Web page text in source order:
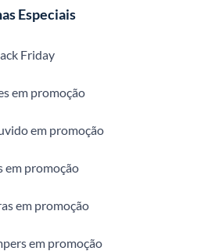
Especiais
Friday
em promoção
em promoção
em promoção
em promoção
em promoção